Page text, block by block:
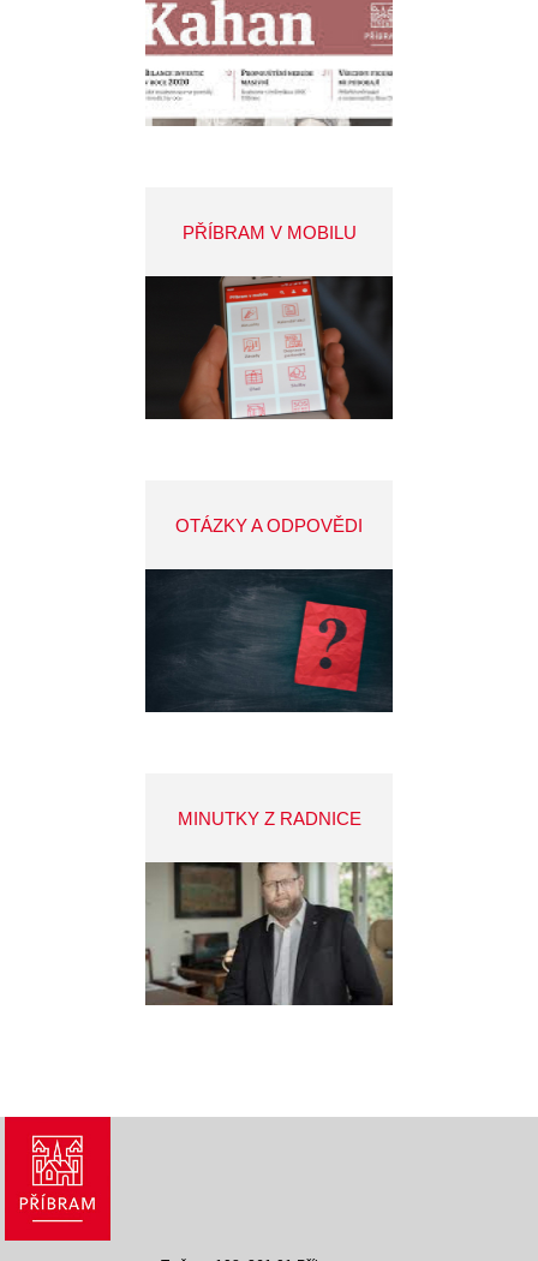
PŘÍBRAM V MOBILU
OTÁZKY A ODPOVĚDI
MINUTKY Z RADNICE